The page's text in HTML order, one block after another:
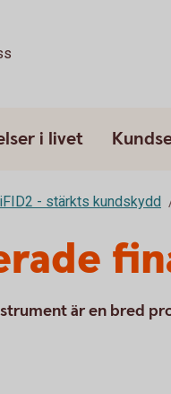
i livet
- stärkts kundskydd
är en bred